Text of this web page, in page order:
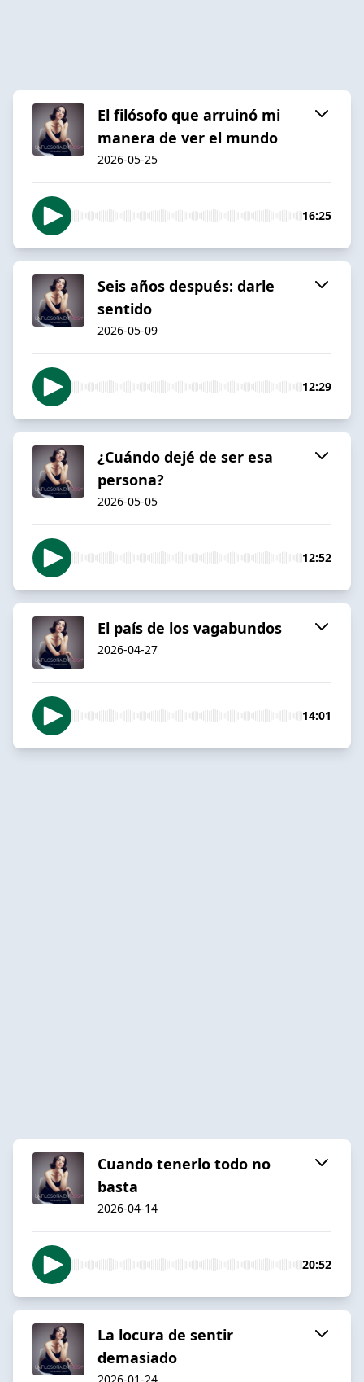
El filósofo que arruinó mi
manera de ver el mundo
2026-05-25
16:25
Seis años después: darle
sentido
2026-05-09
12:29
¿Cuándo dejé de ser esa
persona?
2026-05-05
12:52
El país de los vagabundos
2026-04-27
14:01
Cuando tenerlo todo no
basta
2026-04-14
20:52
La locura de sentir
demasiado